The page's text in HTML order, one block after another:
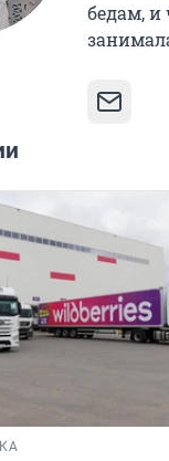
бедам, и